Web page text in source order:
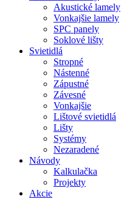
Akustické lamely
Vonkajšie lamely
SPC panely
Soklové lišty
Svietidlá
Stropné
Nástenné
Zápustné
Závesné
Vonkajšie
Lištové svietidlá
Lišty
Systémy
Nezaradené
Návody
Kalkulačka
Projekty
Akcie